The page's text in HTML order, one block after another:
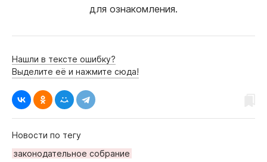
для ознакомления.
Нашли в тексте ошибку?
Выделите её и нажмите сюда!
Новости по тегу
законодательное собрание